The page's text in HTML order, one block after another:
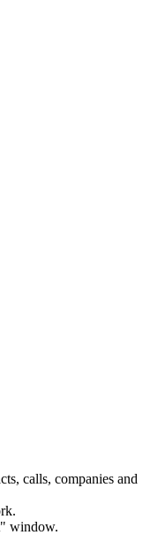
calls, companies and
window.